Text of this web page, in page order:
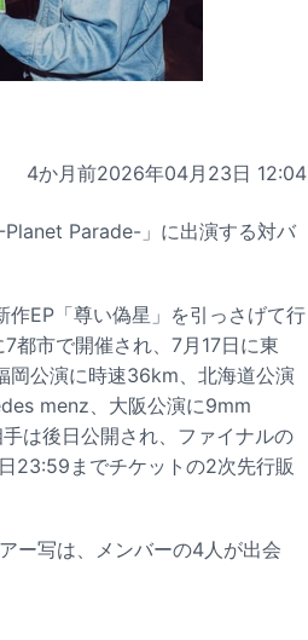
4か月前2026年04月23日 12:04
Parade-」に出演する対バ
EP「尊い偽星」を引っさげて行
都市で開催され、7月17日に東
岡公演に時速36km、北海道公演
menz、大阪公演に9mm
は後日公開され、ファイナルの
23:59までチケットの2次先行販
ー写は、メンバーの4人が出会